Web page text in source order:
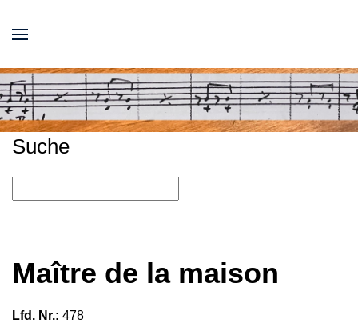
Suche
Maître de la maison
Lfd. Nr.: 478